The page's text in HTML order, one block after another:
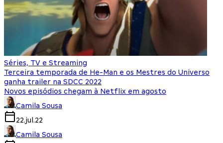
Séries, TV e Streaming
Terceira temporada de He-Man e os Mestres do Universo
ganha trailer na SDCC 2022
Novos episódios chegam à Netflix em agosto
Camila Sousa
22.jul.22
Camila Sousa